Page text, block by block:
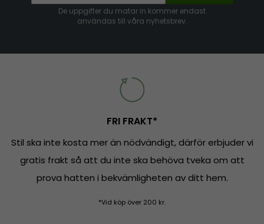
De uppgifter du matar in kommer endast
användas till våra nyhetsbrev.
FRI FRAKT*
Stil ska inte kosta mer än nödvändigt, därför erbjuder vi
gratis frakt så att du inte ska behöva tveka om att
prova hatten i bekvämligheten av ditt hem.
*Vid köp över 200 kr.